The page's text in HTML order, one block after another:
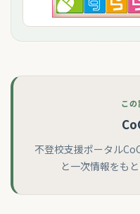
この
不登校支援ポータル
と一次情報をも